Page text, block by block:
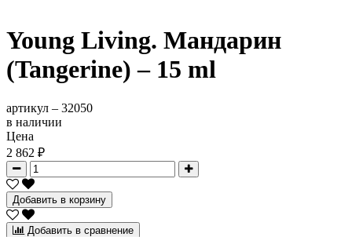
Young Living. Мандарин
(Tangerine) – 15 ml
артикул – 32050
в наличии
Цена
2 862 ₽
Добавить в корзину
Добавить в сравнение